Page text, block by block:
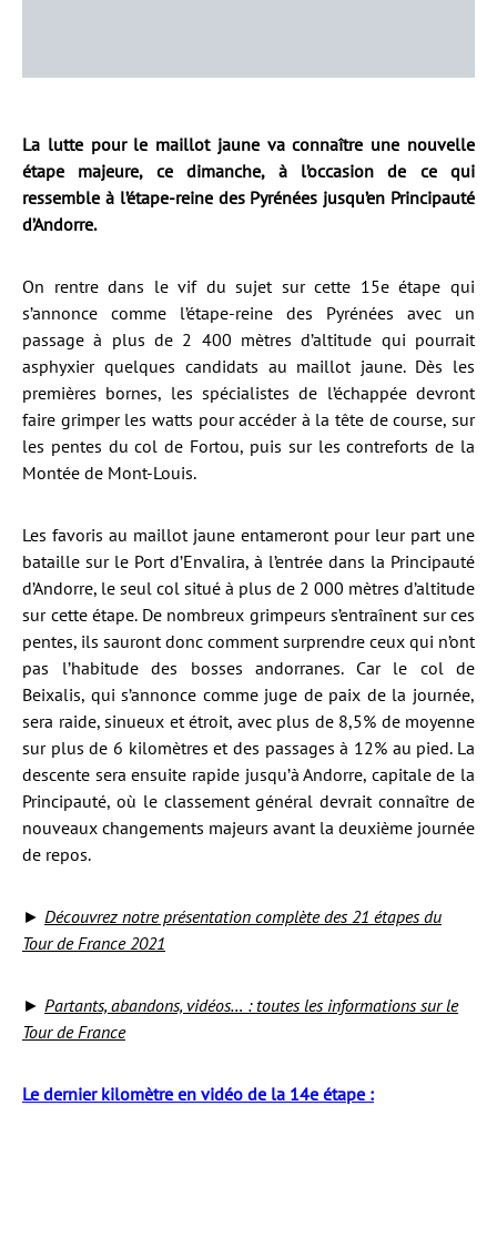
La lutte pour le maillot jaune va connaître une nouvelle
étape majeure, ce dimanche, à l’occasion de ce qui
ressemble à l’étape-reine des Pyrénées jusqu’en Principauté
d’Andorre.
On rentre dans le vif du sujet sur cette 15e étape qui
s’annonce comme l’étape-reine des Pyrénées avec un
passage à plus de 2 400 mètres d’altitude qui pourrait
asphyxier quelques candidats au maillot jaune. Dès les
premières bornes, les spécialistes de l’échappée devront
faire grimper les watts pour accéder à la tête de course, sur
les pentes du col de Fortou, puis sur les contreforts de la
Montée de Mont-Louis.
Les favoris au maillot jaune entameront pour leur part une
bataille sur le Port d’Envalira, à l’entrée dans la Principauté
d’Andorre, le seul col situé à plus de 2 000 mètres d’altitude
sur cette étape. De nombreux grimpeurs s’entraînent sur ces
pentes, ils sauront donc comment surprendre ceux qui n’ont
pas l’habitude des bosses andorranes. Car le col de
Beixalis, qui s’annonce comme juge de paix de la journée,
sera raide, sinueux et étroit, avec plus de 8,5% de moyenne
sur plus de 6 kilomètres et des passages à 12% au pied. La
descente sera ensuite rapide jusqu’à Andorre, capitale de la
Principauté, où le classement général devrait connaître de
nouveaux changements majeurs avant la deuxième journée
de repos.
► Découvrez notre présentation complète des 21 étapes du
Tour de France 2021
► Partants, abandons, vidéos… : toutes les informations sur le
Tour de France
Le dernier kilomètre en vidéo de la 14e étape :